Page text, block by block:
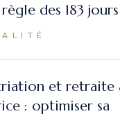
des 183 jours
et retraite
: optimiser sa